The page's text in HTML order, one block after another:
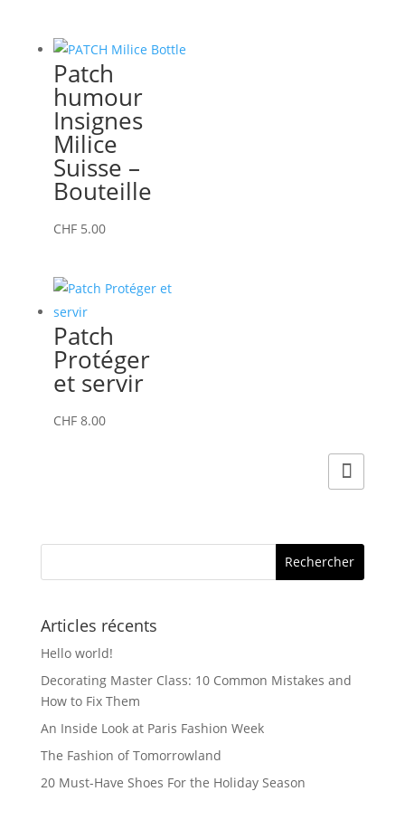
Patch
humour
Insignes
Milice
Suisse –
Bouteille
CHF5.00
Patch
Protéger
et servir
CHF8.00
Articles récents
Hello world!
Decorating Master Class: 10 Common Mistakes and
How to Fix Them
An Inside Look at Paris Fashion Week
The Fashion of Tomorrowland
20 Must-Have Shoes For the Holiday Season